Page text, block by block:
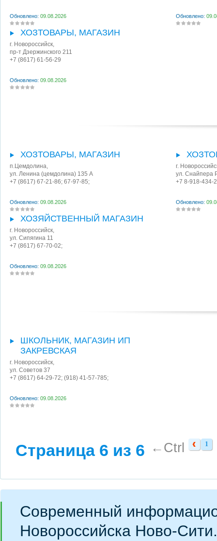
Обновлено: 09.08.2026 Обновлено:
ХОЗТОВАРЫ, МАГАЗИН
г. Новороссийск,
пр-т Дзержинского 211
+7 (8617) 61-56-29
Обновлено: 09.08.2026
ХОЗТОВАРЫ, МАГАЗИН
п.Цемдолина,
ул. Ленина (цемдолина) 135 А
+7 (8617) 67-21-86; 67-97-85;
Обновлено: 09.08.2026
г.
ул. Снайпера
+7 8-918-434-
Обновлено:
ХОЗЯЙСТВЕННЫЙ МАГАЗИН
г. Новороссийск,
ул. Сипягина 11
+7 (8617) 67-70-02;
Обновлено: 09.08.2026
ШКОЛЬНИК, МАГАЗИН ИП
ЗАКРЕВСКАЯ
г. Новороссийск,
ул. Советов 37
+7 (8617) 64-29-72; (918) 41-57-785;
Обновлено: 09.08.2026
Страница 6 из 6 ←Ctrl 1
1
Современный
Новороссийска Ново-